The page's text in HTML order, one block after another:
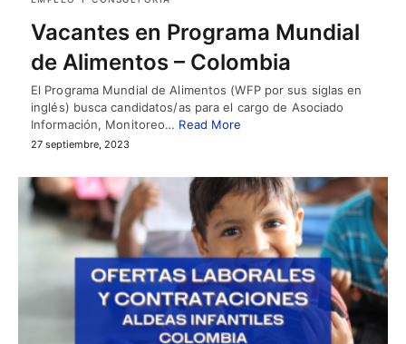
Vacantes en Programa Mundial
de Alimentos – Colombia
El Programa Mundial de Alimentos (WFP por sus siglas en
inglés) busca candidatos/as para el cargo de Asociado
Información, Monitoreo… Read More
27 septiembre, 2023